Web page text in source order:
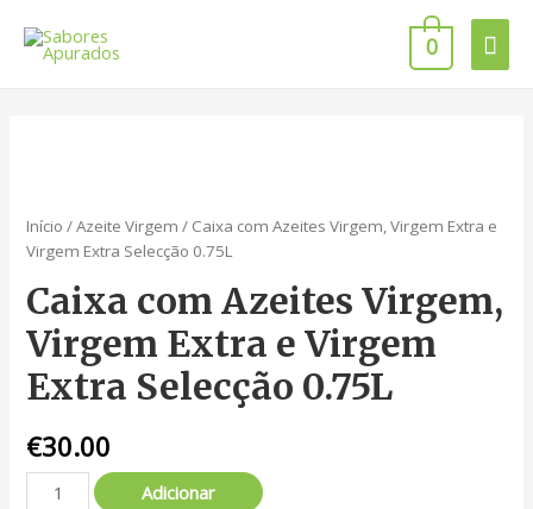
0
Início /Azeite Virgem / Caixa com Azeites Virgem, Virgem Extra e
Virgem Extra Selecção 0.75L
Caixa com Azeites Virgem,
Virgem Extra e Virgem
Extra Selecção 0.75L
€30.00
Adicionar